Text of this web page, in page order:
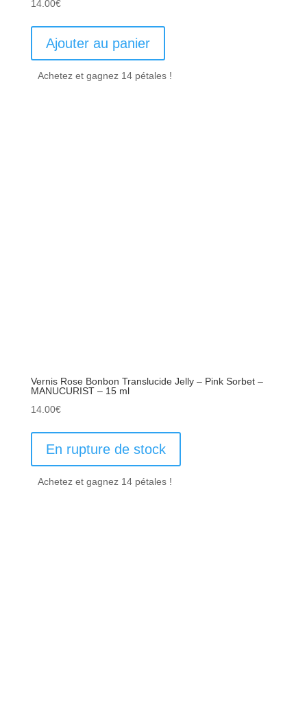
14.00€
Ajouter au panier
Achetez et gagnez 14 pétales !
Vernis Rose Bonbon Translucide Jelly – Pink Sorbet –
MANUCURIST – 15 ml
14.00€
En rupture de stock
Achetez et gagnez 14 pétales !